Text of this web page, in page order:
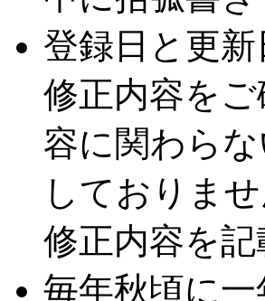
登録日と更
修正内容を
容に関わら
しておりま
修正内容を
毎年秋頃に